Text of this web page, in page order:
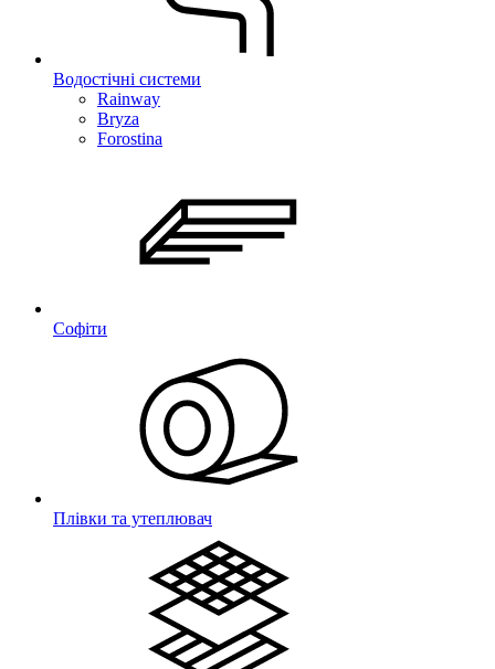
Водостічні системи
Rainway
Bryza
Forostina
Софіти
Плівки та утеплювач